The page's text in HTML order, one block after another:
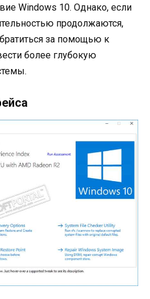
Windows 10. Однако, если
продолжаются,
за помощью к
более глубокую